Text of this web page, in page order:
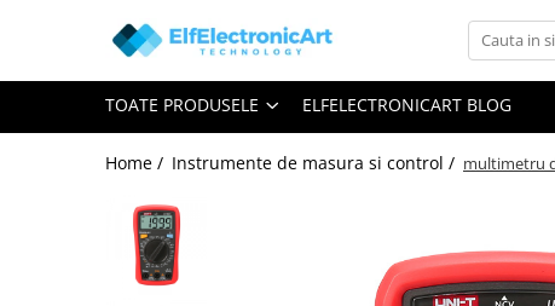
Toate Produsele
Audio
Clesti Ampermetrici
Multimetre Digitale
TOATE PRODUSELE ELFELECTRONICART BLOG
Home / Instrumente de masura si control / multimetru